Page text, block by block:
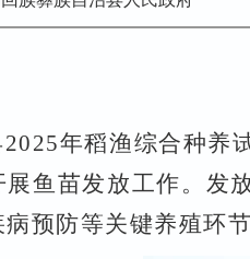
2025年稻渔综合种养
鱼苗发放工作。发
预防等关键养殖环